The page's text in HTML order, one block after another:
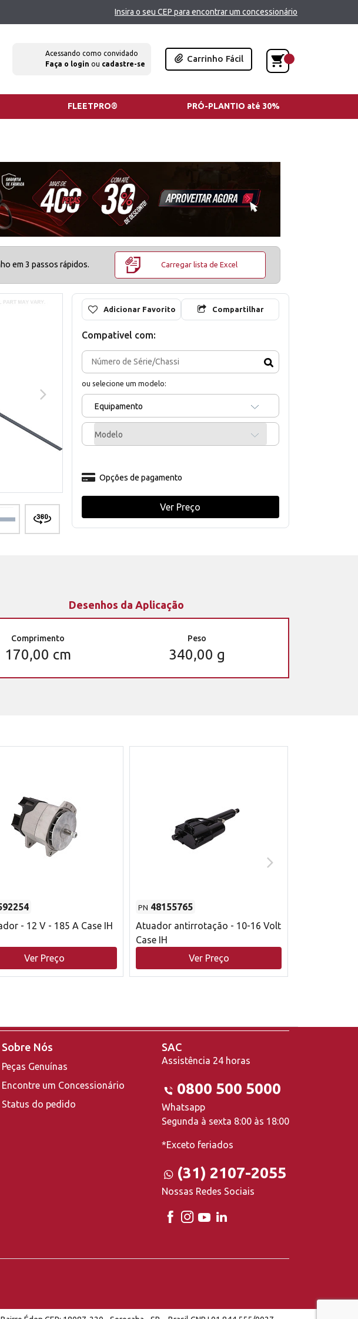
Insira o seu CEP para encontrar um concessionário
Acessando como convidado
Faça o login ou cadastre-se
Carrinho Fácil
FLEETPRO® PRÓ-PLANTIO até 30%
em 3 passos rápidos. Carregar lista de Excel
Adicionar Favorito Compartilhar
Compativel com:
ou selecione um modelo:
Equipamento
Modelo
Opções de pagamento
Ver Preço
Desenhos da Aplicação
Comprimento
170,00 cm
Peso
340,00 g
- 12 V - 185 A Case IH
Ver Preço
PN 48155765
Atuador antirrotação - 10-16 Volt
Case IH
Ver Preço
Sobre Nós
Peças Genuínas
Encontre um Concessionário
Status do pedido
SAC
Assistência 24 horas
0800 500 5000
Whatsapp
Segunda à sexta 8:00 às 18:00
*Exceto feriados
(31) 2107-2055
Nossas Redes Sociais